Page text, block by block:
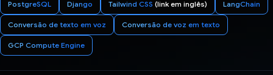
PostgreSQL Django Tailwind CSS (link em inglês) LangChain
Conversão de texto em voz Conversão de voz em texto
GCP Compute Engine